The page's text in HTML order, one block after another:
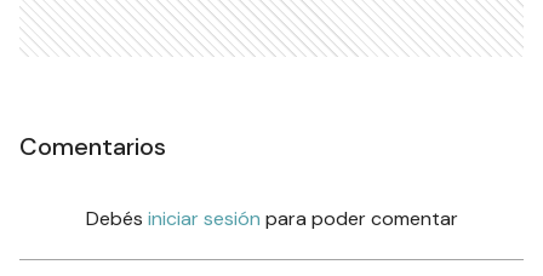
Comentarios
Debés iniciar sesión para poder comentar